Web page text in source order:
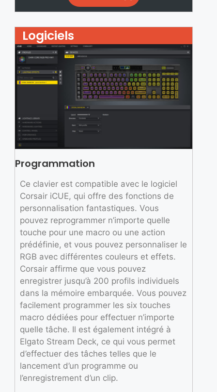
Logiciels
Programmation
Ce clavier est compatible avec le logiciel
Corsair iCUE, qui offre des fonctions de
personnalisation fantastiques. Vous
pouvez reprogrammer n’importe quelle
touche pour une macro ou une action
prédéfinie, et vous pouvez personnaliser le
RGB avec différentes couleurs et effets.
Corsair affirme que vous pouvez
enregistrer jusqu’à 200 profils individuels
dans la mémoire embarquée. Vous pouvez
facilement programmer les six touches
macro dédiées pour effectuer n’importe
quelle tâche. Il est également intégré à
Elgato Stream Deck, ce qui vous permet
d’effectuer des tâches telles que le
lancement d’un programme ou
l’enregistrement d’un clip.